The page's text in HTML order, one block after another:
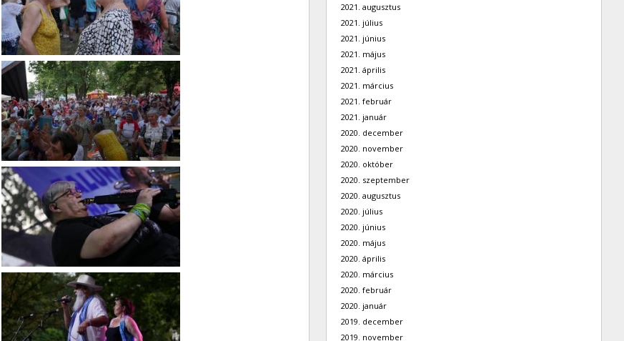
2021. augusztus
2021. július
2021. június
2021. május
2021. április
2021. március
2021. február
2021. január
2020. december
2020. november
2020. október
2020. szeptember
2020. augusztus
2020. július
2020. június
2020. május
2020. április
2020. március
2020. február
2020. január
2019. december
2019. november